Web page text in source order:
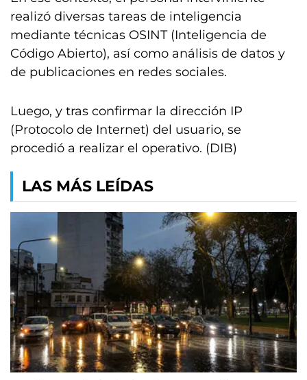
realizó diversas tareas de inteligencia
mediante técnicas OSINT (Inteligencia de
Código Abierto), así como análisis de datos y
de publicaciones en redes sociales.
Luego, y tras confirmar la dirección IP
(Protocolo de Internet) del usuario, se
procedió a realizar el operativo. (DIB)
LAS MÁS LEÍDAS